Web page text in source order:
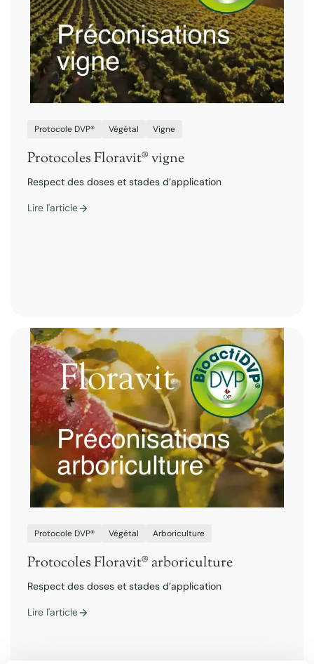
Protocole DVP® Végétal Vigne
Protocoles Floravit® vigne
Respect des doses et stades d’application
Lire l'article
Protocole DVP® Végétal Arboriculture
Protocoles Floravit® arboriculture
Respect des doses et stades d’application
Lire l'article